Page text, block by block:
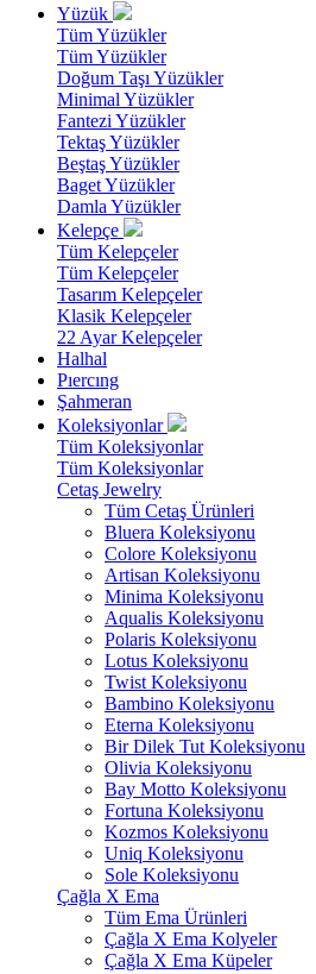
Yüzük
Tüm Yüzükler
Tüm Yüzükler
Doğum Taşı Yüzükler
Minimal Yüzükler
Fantezi Yüzükler
Tektaş Yüzükler
Beştaş Yüzükler
Baget Yüzükler
Damla Yüzükler
Kelepçe
Tüm Kelepçeler
Tüm Kelepçeler
Tasarım Kelepçeler
Klasik Kelepçeler
22 Ayar Kelepçeler
Halhal
Pıercıng
Şahmeran
Koleksiyonlar
Tüm Koleksiyonlar
Tüm Koleksiyonlar
Cetaş Jewelry
Tüm Cetaş Ürünleri
Bluera Koleksiyonu
Colore Koleksiyonu
Artisan Koleksiyonu
Minima Koleksiyonu
Aqualis Koleksiyonu
Polaris Koleksiyonu
Lotus Koleksiyonu
Twist Koleksiyonu
Bambino Koleksiyonu
Eterna Koleksiyonu
Bir Dilek Tut Koleksiyonu
Olivia Koleksiyonu
Bay Motto Koleksiyonu
Fortuna Koleksiyonu
Kozmos Koleksiyonu
Uniq Koleksiyonu
Sole Koleksiyonu
Çağla X Ema
Tüm Ema Ürünleri
Çağla X Ema Kolyeler
Çağla X Ema Küpeler